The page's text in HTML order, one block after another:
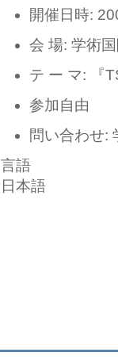
開催日時:
会 場: 学術
テ ー マ: 『
参加自由
問い合わせ:
言語
日本語